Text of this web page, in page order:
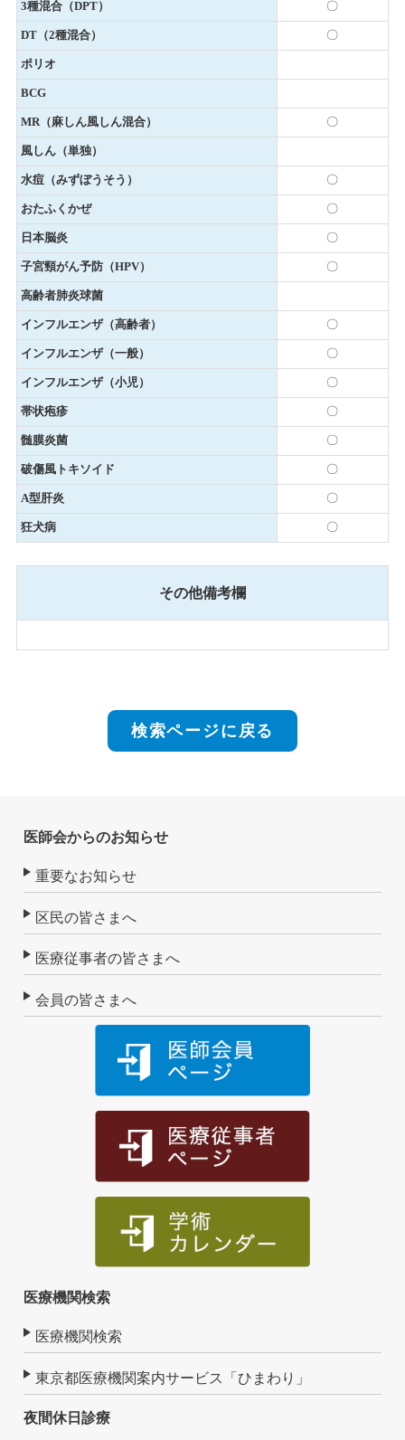
3種混合（DPT） 〇
DT（2種混合） 〇
ポリオ
BCG
MR（麻しん風しん混合） 〇
風しん（単独）
水痘（みずぼうそう） 〇
おたふくかぜ 〇
日本脳炎 〇
子宮頸がん予防（HPV） 〇
高齢者肺炎球菌
インフルエンザ（高齢者） 〇
インフルエンザ（一般） 〇
インフルエンザ（小児） 〇
帯状疱疹 〇
髄膜炎菌 〇
破傷風トキソイド 〇
A型肝炎 〇
狂犬病 〇
その他備考欄
検索ページに戻る
医師会からのお知らせ
重要なお知らせ
区民の皆さまへ
医療従事者の皆さまへ
会員の皆さまへ
医療機関検索
医療機関検索
東京都医療機関案内サービス「ひまわり」
夜間休日診療